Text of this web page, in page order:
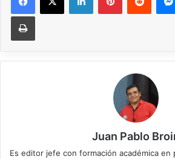
Imprimir
Juan Pablo
Es editor jefe con formación académica en